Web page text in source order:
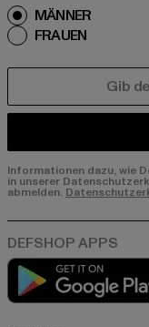
MÄNNER
FRAUEN
Informationen dazu, wie
in unserer
abmelden.